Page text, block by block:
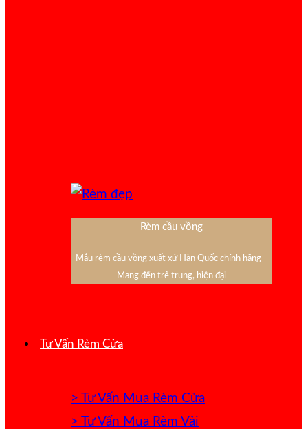
Rèm cầu vồng
Mẫu rèm cầu vồng xuất xứ Hàn Quốc chính hãng -
Mang đến trẻ trung, hiện đại
Tư Vấn Rèm Cửa
> Tư Vấn Mua Rèm Cửa
> Tư Vấn Mua Rèm Vải